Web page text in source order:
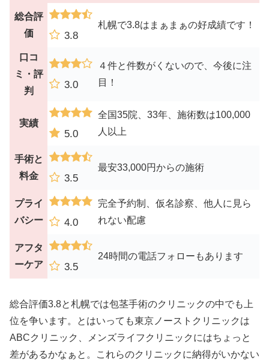
総合評
価
3.8
札幌で3.8はまぁまぁの好成績です！
口コ
ミ・評
判
3.0
４件と件数がくないので、今後に注
目！
実績
5.0
全国35院、33年、施術数は100,000
人以上
手術と
料金
3.5
最安33,000円からの施術
プライ
バシー
4.0
完全予約制、仮名診察、他人に見ら
れない配慮
アフタ
ーケア
3.5
24時間の電話フォローもあります
総合評価3.8と札幌では包茎手術のクリニックの中でも上
位を争います。とはいっても東京ノーストクリニックは
ABCクリニック、メンズライフクリニックにはちょっと
差があるかなぁと。これらのクリニックに納得がいかない